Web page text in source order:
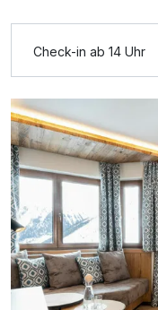
Für 4 Tage
Einzelzimmer Deluxe
1 Erwachsenen
Check-in ab 14 Uhr